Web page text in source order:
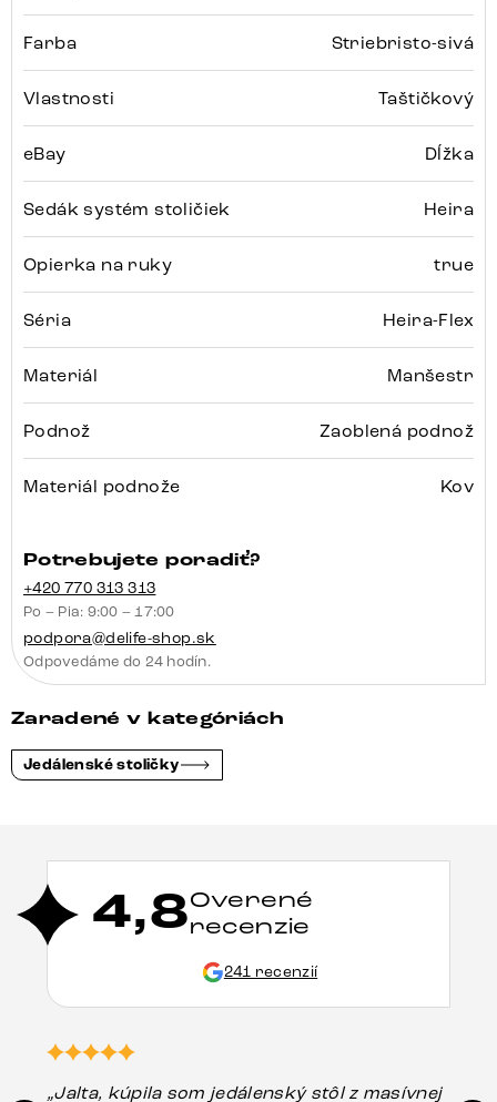
Farba Striebristo-sivá
Vlastnosti Taštičkový
eBay Dĺžka
Sedák systém stoličiek Heira
Opierka na ruky true
Séria Heira-Flex
Materiál Manšestr
Podnož Zaoblená podnož
Materiál podnože Kov
Potrebujete poradiť?
+420 770 313 313
Po – Pia: 9:00 – 17:00
podpora@delife-shop.sk
Odpovedáme do 24 hodín.
Zaradené v kategóriách
Jedálenské stoličky
4,8Overené
recenzie
241 recenzií
„Jalta, kúpila som jedálenský stôl z masívnej